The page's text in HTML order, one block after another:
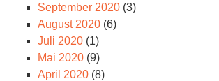
September 2020(3)
August 2020(6)
Juli 2020(1)
Mai 2020(9)
April 2020(8)